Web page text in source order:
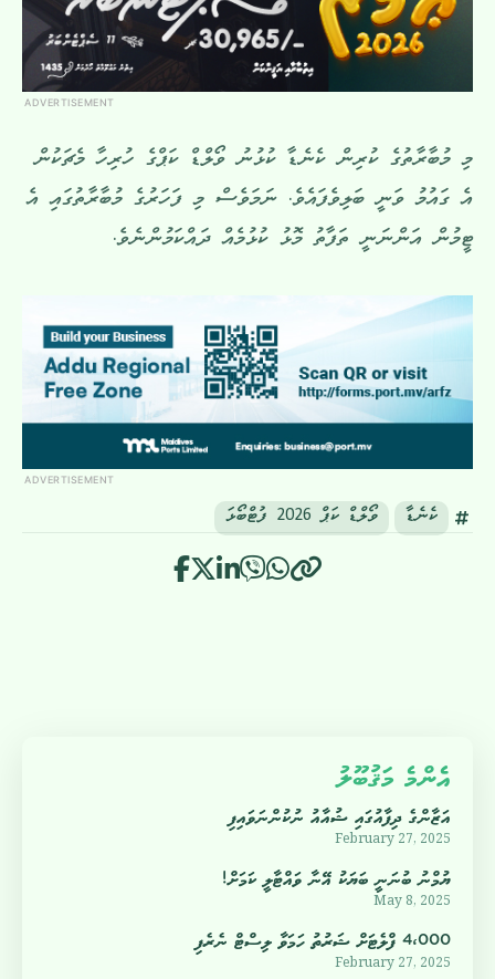
ADVERTISEMENT
މި މުބާރާތުގެ ކުރިން ކެނެޑާ ކުޅުނު ވޯލްޑް ކަޕްގެ ހުރިހާ މެޗަކުން
އެ ގައުމު ވަނީ ބަލިވެފައެވެ. ނަމަވެސް މި ފަހަރުގެ މުބާރާތުގައި އެ
ޓީމުން އަންނަނީ ތަފާތު މޮޅު ކުޅުމެއް ދައްކަމުންނެވެ.
ADVERTISEMENT
ކެނެޑާ ވޯލްޑް ކަޕް 2026 ފުޓްބޯޅަ
އެންމެ މަޤުބޫލު
އަޒާންގެ ދިފާއުގައި ޝުއާއު ނުކުންނަވައިފި
February 27, 2025
ޔުމްނު ބުނަނީ ބަޔަކު އޭނާ ވައްޓާލީ ކަމަށް!
May 8, 2025
4،000 ފްލެޓަށް ޝަރުތު ހަމަވާ ލިސްޓް ނެރެފި
February 27, 2025